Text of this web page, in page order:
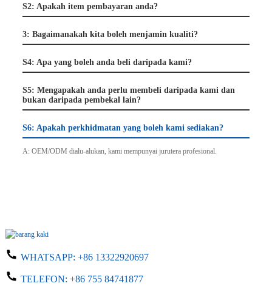
S2: Apakah item pembayaran anda?
3: Bagaimanakah kita boleh menjamin kualiti?
S4: Apa yang boleh anda beli daripada kami?
S5: Mengapakah anda perlu membeli daripada kami dan
bukan daripada pembekal lain?
S6: Apakah perkhidmatan yang boleh kami sediakan?
A: OEM/ODM dialu-alukan, kami mempunyai jurutera profesional.
WHATSAPP: +86 13322920697
TELEFON: +86 755 84741877